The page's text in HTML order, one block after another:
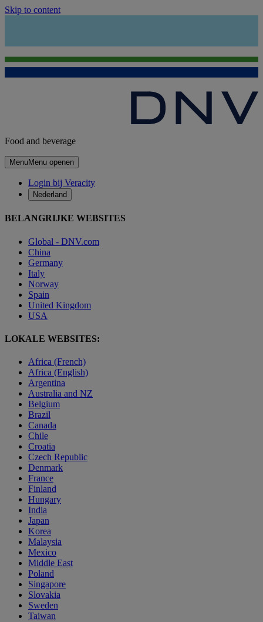
Skip to content
Food and beverage
MenuMenu openen
Login bij Veracity
Nederland
BELANGRIJKE WEBSITES
Global - DNV.com
China
Germany
Italy
Norway
Spain
United Kingdom
USA
LOKALE WEBSITES:
Africa (French)
Africa (English)
Argentina
Australia and NZ
Belgium
Brazil
Canada
Chile
Croatia
Czech Republic
Denmark
France
Finland
Hungary
India
Japan
Korea
Malaysia
Mexico
Middle East
Poland
Singapore
Slovakia
Sweden
Taiwan